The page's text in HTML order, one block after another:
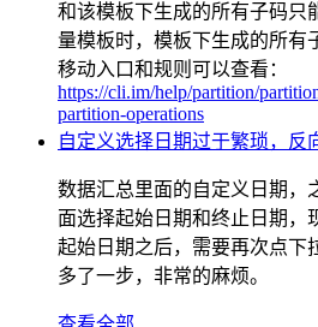
和该模板下生成的所有子码只
量模板时，模板下生成的所有
移动入口和规则可以查看：
https://cli.im/help/partition/
partition-operations
自定义选择日期过于繁琐，反
数据汇总里面的自定义日期，
面选择起始日期和终止日期，
起始日期之后，需要再次点下
多了一步，非常的麻烦。